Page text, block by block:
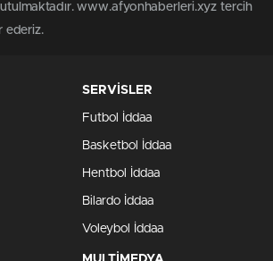
www.afyonhaberleri.xyz tercih
ederiz.
SERVİSLER
Futbol İddaa
Basketbol İddaa
Hentbol İddaa
Bilardo İddaa
Voleybol İddaa